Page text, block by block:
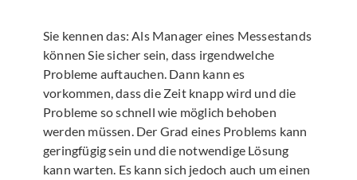
Sie kennen das: Als Manager eines Messestands
können Sie sicher sein, dass irgendwelche
Probleme auftauchen. Dann kann es
vorkommen, dass die Zeit knapp wird und die
Probleme so schnell wie möglich behoben
werden müssen. Der Grad eines Problems kann
geringfügig sein und die notwendige Lösung
kann warten. Es kann sich jedoch auch um einen